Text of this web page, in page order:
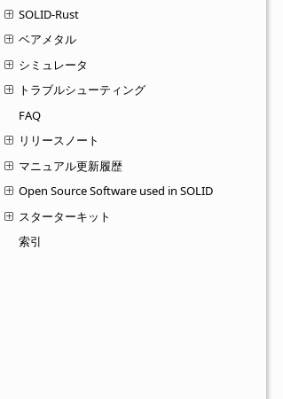
SOLID-Rust
ベアメタル
シミュレータ
トラブルシューティング
FAQ
リリースノート
マニュアル更新履歴
Open Source Software used in SOLID
スターターキット
索引